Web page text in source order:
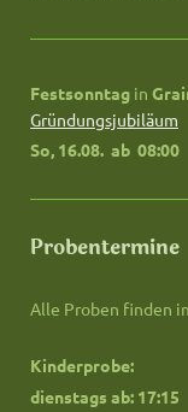
Festsonntag in
Gründungsjubiläum
So, 16.08. ab 08:00
Probentermine
Alle Proben finden
Kinderprobe:
dienstags ab: 17:15